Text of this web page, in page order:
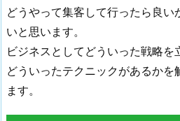
どうやって集客して行ったら良い
いと思います。
ビジネスとしてどういった戦略を
どういったテクニックがあるかを
ます。